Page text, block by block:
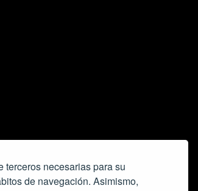
terceros necesarias para su
de navegación. Asimismo,